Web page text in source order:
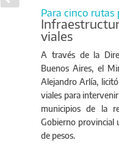
Para cinco rutas
viales
A través de la
Buenos Aires, el
Alejandro Arlía,
viales para
municipios de la
Gobierno provincial
de pesos.